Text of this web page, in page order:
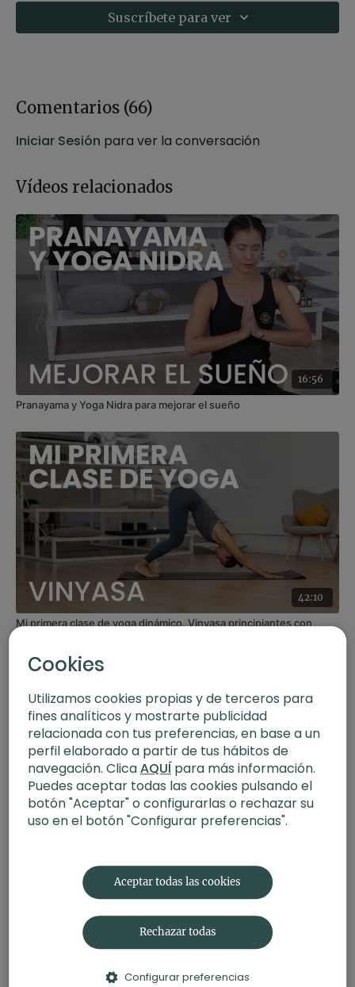
Nos apoyamos en posturas tradicionales que fortalecen
desde la base, pero les damos un giro moderno para
mejora fuerza, estabilidad y control con fluidez y
Estilo: pilates
: Judith Secanell
Nivel: Todos los niveles
Material: pelota
Enfoque : cuerpo entero
Propósito: Vivir en prana y apana
Fecha: 12 de julio 2025
Contenido relacionado:Pilates con accesorios | Full body
Suscríbete para ver
Comentarios (66)
Iniciar Sesión para ver la conversación
Vídeos relacionados
16:56
Pranayama y Yoga Nidra para mejorar el sueño
42:10
Mi primera clase de yoga dinámico. Vinyasa principiantes con
Cookies
Utilizamos cookies propias y de terceros para
fines analíticos y mostrarte publicidad
relacionada con tus preferencias, en base a un
perfil elaborado a partir de tus hábitos de
navegación. ClicaAQUÍpara más información.
Puedes aceptar todas las cookies pulsando el
botón "Aceptar" o configurarlas o rechazar su
uso en el botón "Configurar preferencias".
Aceptar todas las cookies
Rechazar todas
Configurar preferencias